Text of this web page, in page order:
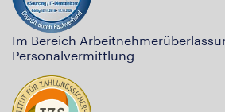
Im Bereich
Personalvermittlung